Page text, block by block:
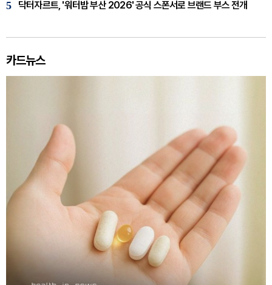
5 닥터자르트, '워터밤 부산 2026' 공식 스폰서로 브랜드 부스 전개
카드뉴스